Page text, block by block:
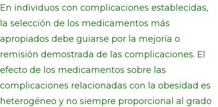
En individuos con complicaciones establecidas,
la selección de los medicamentos más
apropiados debe guiarse por la mejoría o
remisión demostrada de las complicaciones. El
efecto de los medicamentos sobre las
complicaciones relacionadas con la obesidad es
heterogéneo y no siempre proporcional al grado